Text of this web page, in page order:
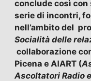
conclude così con
serie di incontri,
nell’ambito del
Socialità delle
collaborazione
Picena e AIART (
Ascoltatori Radio